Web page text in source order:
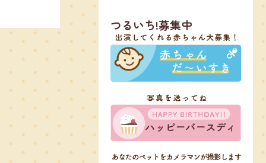
つるいち!募集中